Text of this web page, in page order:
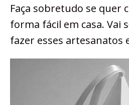
Faça sobretudo se quer
forma fácil em casa. Vai
fazer esses artesanatos